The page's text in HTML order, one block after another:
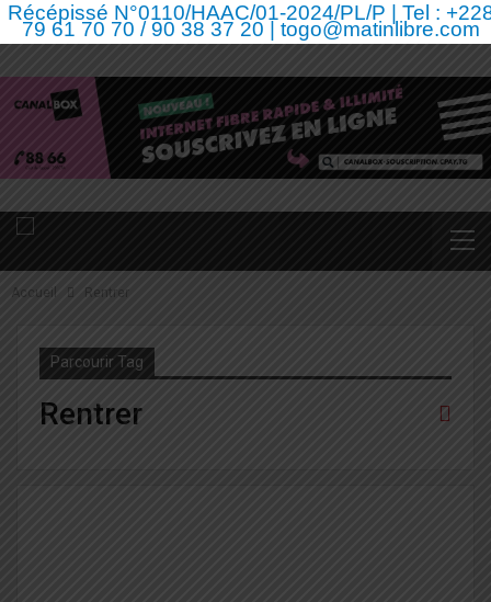
Récépissé N°0110/HAAC/01-2024/PL/P | Tel :
79 61 70 70 / 90 38 37 20 | togo@matinlibre.com
Accueil Rentrer
Parcourir Tag
Rentrer